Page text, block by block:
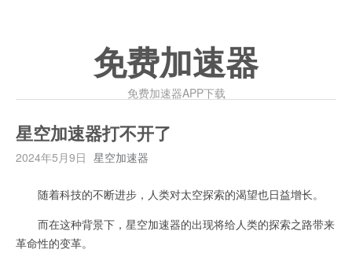
免费加速器
免费加速器APP下载
星空加速器打不开了
2024年5月9日 星空加速器
随着科技的不断进步，人类对太空探索的渴望也日益增长。
而在这种背景下，星空加速器的出现将给人类的探索之路带来
革命性的变革。